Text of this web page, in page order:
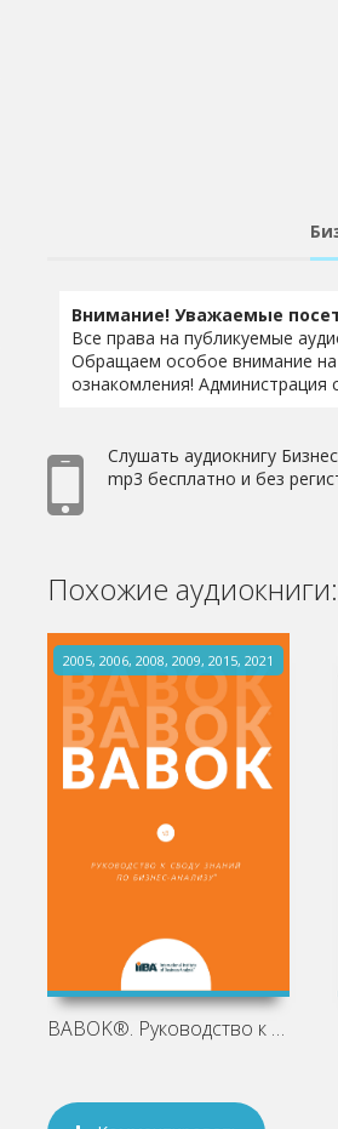
Внимание! Уважаемые
Все права на публикуемые
Обращаем особое внимание на
ознакомления! Администрация
Слушать аудиокнигу
mp3 бесплатно и без
Похожие аудиокниги:
2005, 2006, 2008, 2009, 2015, 2021
BABOK®. Руководство к своду знаний по